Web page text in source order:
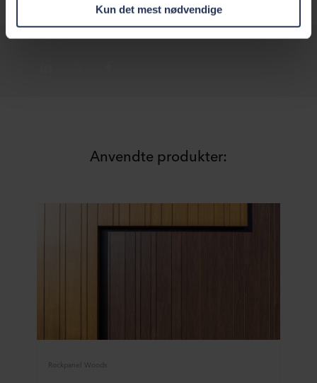
har indsamlet gennem din brug af deres tjenester.
Partneren kan være etableret i et usikkert tredjeland,
herunder USA, og ved at acceptere cookies anerkender
partneres privatlivspolitikker og hvor længe hver enkelt
Kun det mest nødvendige
Anvendte produkter:
Rockpanel Woods